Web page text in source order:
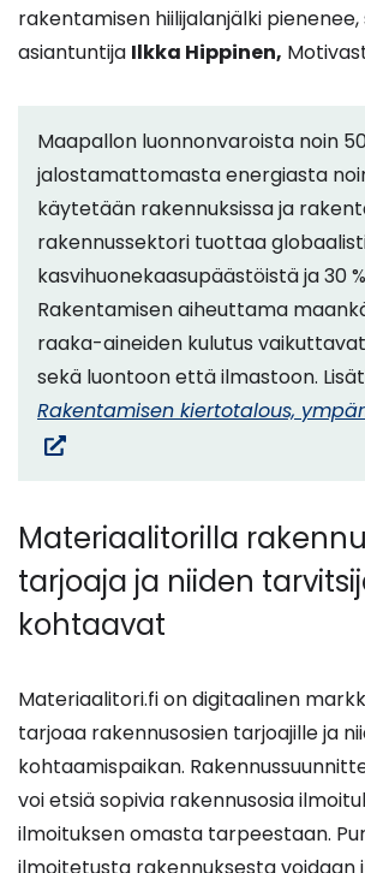
rakentamisen hiilijalanjälki
asiantuntija Ilkka Hippinen,
Maapallon luonnonvaroista noin
jalostamattomasta energiasta
käytetään rakennuksissa ja
rakennussektori tuottaa globaalisti
kasvihuonekaasupäästöistä ja 30
Rakentamisen aiheuttama
raaka-aineiden kulutus
sekä luontoon että ilmastoon.
Rakentamisen kiertotalous,
Materiaalitorilla
tarjoaja ja niiden
kohtaavat
Materiaalitori.fi on digitaalinen
tarjoaa rakennusosien tarjoajille ja
kohtaamispaikan.
voi etsiä sopivia rakennusosia
ilmoituksen omasta tarpeestaan.